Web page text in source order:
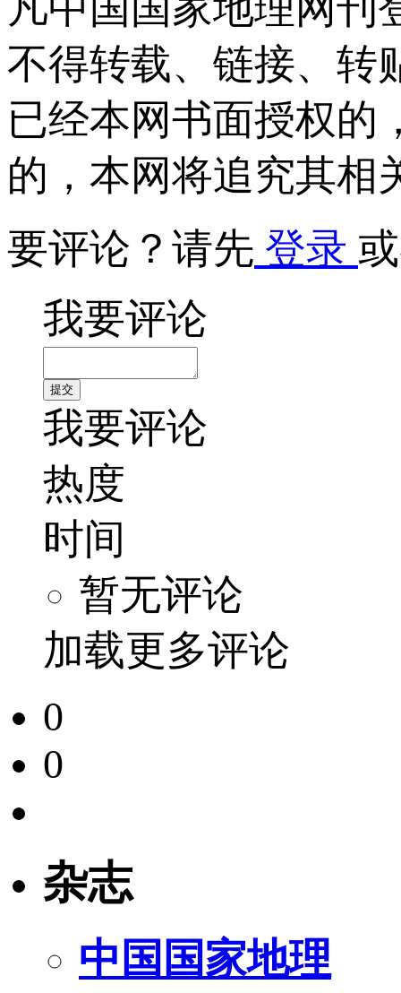
不得转载、链接、转
已经本网书面授权的
的，本网将追究其相
要评论？请先 登录
我要评论
我要评论
热度
时间
暂无评论
加载更多评论
0
0
杂志
中国国家地理